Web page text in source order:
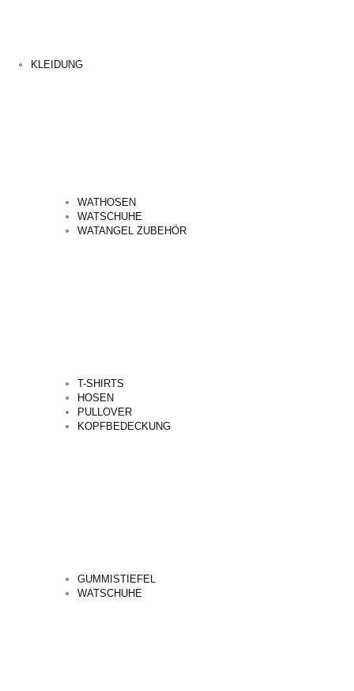
KLEIDUNG
WATHOSEN
WATSCHUHE
WATANGEL ZUBEHÖR
T-SHIRTS
HOSEN
PULLOVER
KOPFBEDECKUNG
GUMMISTIEFEL
WATSCHUHE